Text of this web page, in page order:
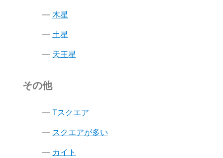
木星
土星
天王星
その他
Tスクエア
スクエアが多い
カイト